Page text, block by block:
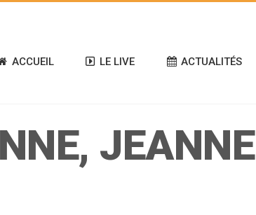
ACCUEIL LE LIVE ACTUALITÉS
JEANNE